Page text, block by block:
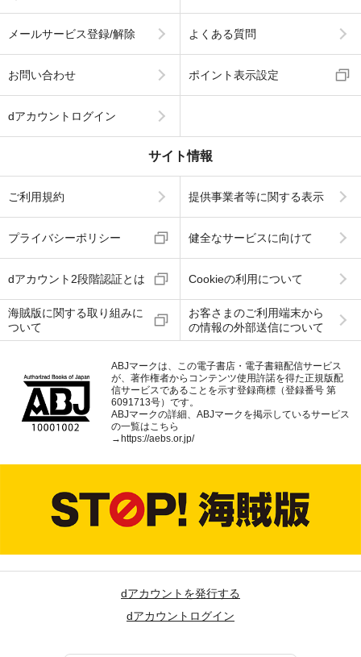
メールサービス登録/解除 よくある質問
お問い合わせ ポイント表示設定
dアカウントログイン
サイト情報
ご利用規約 提供事業者等に関する表示
プライバシーポリシー 健全なサービスに向けて
dアカウント2段階認証とは Cookieの利用について
海賊版に関する取り組みに
ついて
お客さまのご利用端末から
の情報の外部送信について
ABJマークは、この電子書店・電子書籍配信サービス
が、著作権者からコンテンツ使用許諾を得た正規版配
信サービスであることを示す登録商標（登録番号 第
6091713号）です。
ABJマークの詳細、ABJマークを掲示しているサービス
の一覧はこちら
→ https://aebs.or.jp/
dアカウントを発行する
dアカウントログイン